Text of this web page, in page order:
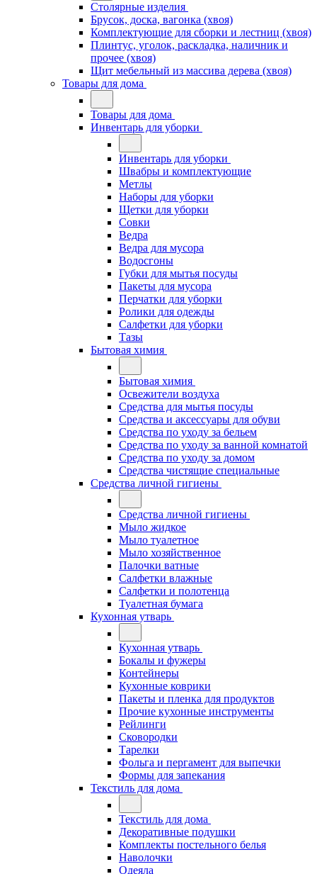
Столярные изделия
Брусок, доска, вагонка (хвоя)
Комплектующие для сборки и лестниц (хвоя)
Плинтус, уголок, раскладка, наличник и
прочее (хвоя)
Щит мебельный из массива дерева (хвоя)
Товары для дома
Товары для дома
Инвентарь для уборки
Инвентарь для уборки
Швабры и комплектующие
Метлы
Наборы для уборки
Щетки для уборки
Совки
Ведра
Ведра для мусора
Водосгоны
Губки для мытья посуды
Пакеты для мусора
Перчатки для уборки
Ролики для одежды
Салфетки для уборки
Тазы
Бытовая химия
Бытовая химия
Освежители воздуха
Средства для мытья посуды
Средства и аксессуары для обуви
Средства по уходу за бельем
Средства по уходу за ванной комнатой
Средства по уходу за домом
Средства чистящие специальные
Средства личной гигиены
Средства личной гигиены
Мыло жидкое
Мыло туалетное
Мыло хозяйственное
Палочки ватные
Салфетки влажные
Салфетки и полотенца
Туалетная бумага
Кухонная утварь
Кухонная утварь
Бокалы и фужеры
Контейнеры
Кухонные коврики
Пакеты и пленка для продуктов
Прочие кухонные инструменты
Рейлинги
Сковородки
Тарелки
Фольга и пергамент для выпечки
Формы для запекания
Текстиль для дома
Текстиль для дома
Декоративные подушки
Комплекты постельного белья
Наволочки
Одеяла